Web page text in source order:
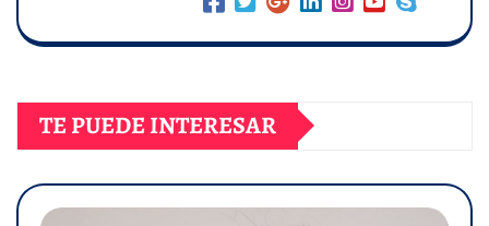
TE PUEDE INTERESAR